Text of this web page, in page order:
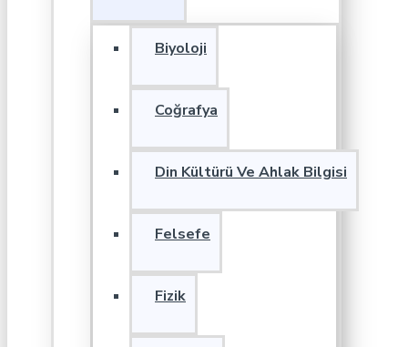
Biyoloji
Coğrafya
Din Kültürü Ve Ahlak Bilgisi
Felsefe
Fizik